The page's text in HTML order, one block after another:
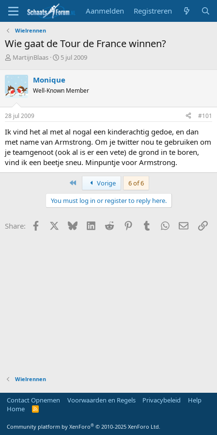
Aanmelden Registreren
Wielrennen
Wie gaat de Tour de France winnen?
T
p
c
s
t
a
t
e
r
MartijnBlaas
S
r
t
a
m
5 jul 2009
Monique
Well-Known Member
28 jul 2009 #101
Ik vind het al met al nogal een kinderachtig gedoe, en dan
met name van Armstrong. Om je twitter nou te gebruiken om
je teamgenoot (ook al is er een vete) de grond in te boren,
vind ik een beetje sneu. Minpuntje voor Armstrong.
Vorige
6 of 6
You must log in or register to reply here.
Share: Facebook Bluesky LinkedInReddit PinterestTumblrWhatsApp
E-mail
Wielrennen
Contact Opnemen Voorwaarden en Regels Privacybeleid
Help
Home
R
Community platform by XenForo® © 2010-2025 XenForo Ltd.